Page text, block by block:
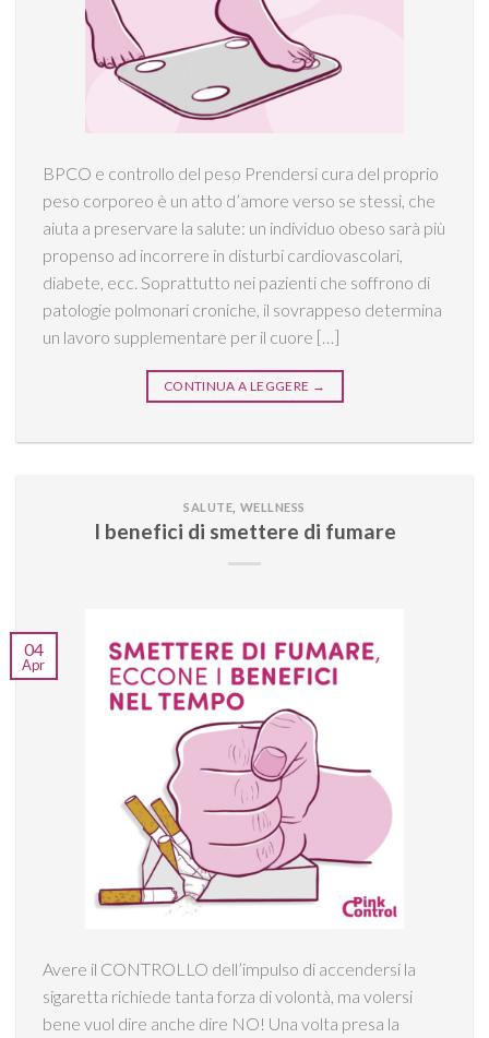
BPCO e controllo del peso Prendersi cura del proprio
peso corporeo è un atto d’amore verso se stessi, che
aiuta a preservare la salute: un individuo obeso sarà più
propenso ad incorrere in disturbi cardiovascolari,
diabete, ecc. Soprattutto nei pazienti che soffrono di
patologie polmonari croniche, il sovrappeso determina
un lavoro supplementare per il cuore […]
CONTINUA A LEGGERE →
SALUTE WELLNESS
I benefici di smettere di fumare
04
Apr
Avere il CONTROLLO dell’impulso di accendersi la
sigaretta richiede tanta forza di volontà, ma volersi
bene vuol dire anche dire NO! Una volta presa la